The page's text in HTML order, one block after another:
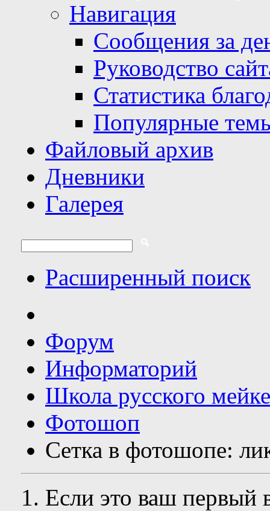
Навигация
Сообщения за
Руководство
Статистика
Популярные
Файловый архив
Дневники
Галерея
Расширенный поиск
Форум
Информаторий
Школа русского
Фотошоп
Сетка в фотошопе:
Если это ваш первый